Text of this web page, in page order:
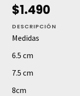
$1.490
DESCRIPCIÓN
Medidas
6.5 cm
7.5 cm
8cm